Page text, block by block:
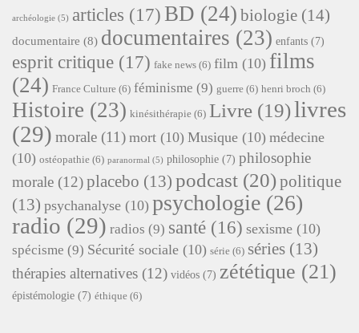
archéologie (5) articles (17) BD (24) biologie (14)
documentaire (8) documentaires (23) enfants (7)
esprit critique (17) fake news (6) film (10) films
(24) France Culture (6) féminisme (9) guerre (6) henri broch (6)
Histoire (23) kinésithérapie (6) Livre (19)livres
(29) morale (11) mort (10) Musique (10) médecine
(10) ostéopathie (6) paranormal (5) philosophie (7) philosophie
morale (12)placebo (13) podcast (20)politique
(13) psychanalyse (10) psychologie (26)
radio (29) radios (9) santé (16) sexisme (10)
spécisme (9) Sécurité sociale (10) série (6) séries (13)
thérapies alternatives (12) vidéos (7) zététique (21)
épistémologie (7) éthique (6)